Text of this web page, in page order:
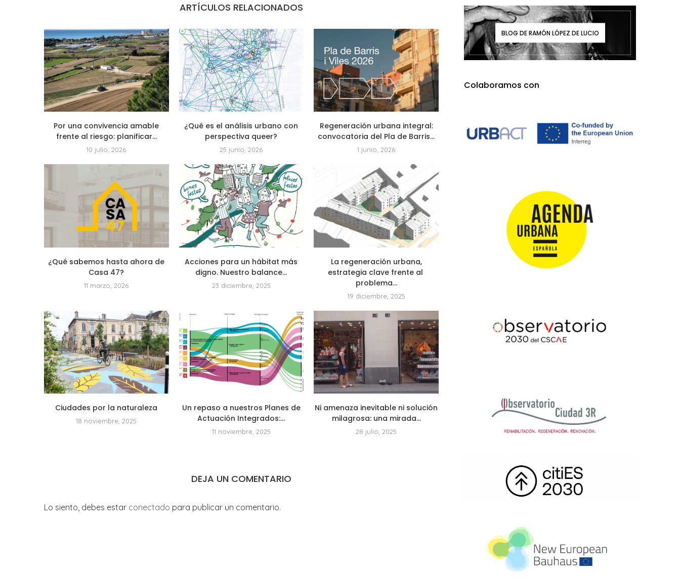
ARTÍCULOS RELACIONADOS
Por una convivencia amable
frente al riesgo: planificar...
10 julio, 2026
¿Qué es el análisis urbano con
perspectiva queer?
25 junio, 2026
Regeneración urbana integral:
convocatoria del Pla de Barris...
1 junio, 2026
¿Qué sabemos hasta ahora de
Casa 47?
11 marzo, 2026
Acciones para un hábitat más
digno. Nuestro balance...
23 diciembre, 2025
La regeneración urbana,
estrategia clave frente al
problema...
19 diciembre, 2025
Ciudades por la naturaleza
18 noviembre, 2025
Un repaso a nuestros Planes de
Actuación Integrados:...
11 noviembre, 2025
Ni amenaza inevitable ni solución
milagrosa: una mirada...
28 julio, 2025
DEJA UN COMENTARIO
Lo siento, debes estar conectado para publicar un comentario.
BLOG DE RAMÓN LÓPEZ DE LUCIO
Colaboramos con